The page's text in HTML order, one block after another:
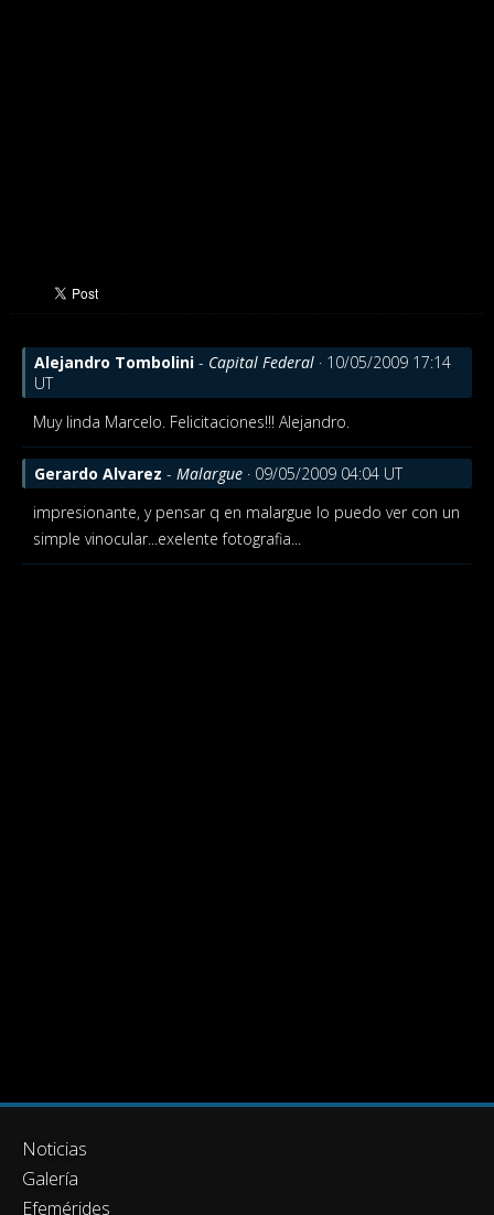
Alejandro Tombolini - Capital Federal · 10/05/2009 17:14
UT
Muy linda Marcelo. Felicitaciones!!! Alejandro.
Gerardo Alvarez - Malargue · 09/05/2009 04:04 UT
impresionante, y pensar q en malargue lo puedo ver con un
simple vinocular...exelente fotografia...
Noticias
Galería
Efemérides